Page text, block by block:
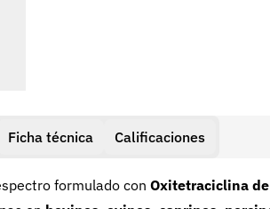
Ficha técnica Calificaciones
formulado con Oxitetraciclina